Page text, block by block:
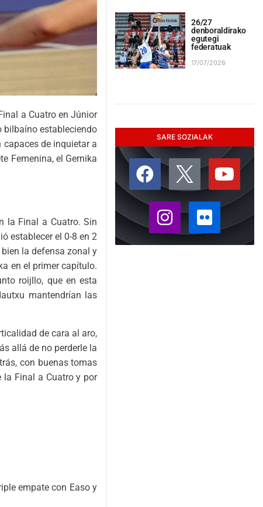
a Cuatro en Júnior
bilbaíno estableciendo
de inquietar a
Femenina, el Gernika
la Final a Cuatro. Sin
establecer el 0-8 en 2
la defensa zonal y
en el primer capítulo.
roijllo, que en esta
mantendrían las
de cara al aro,
allá de no perderle la
con buenas tomas
la Final a Cuatro y por
empate con Easo y
26/27
denboraldirako
egutegi
federatuak
17/07/2026
SARE SOZIALAK